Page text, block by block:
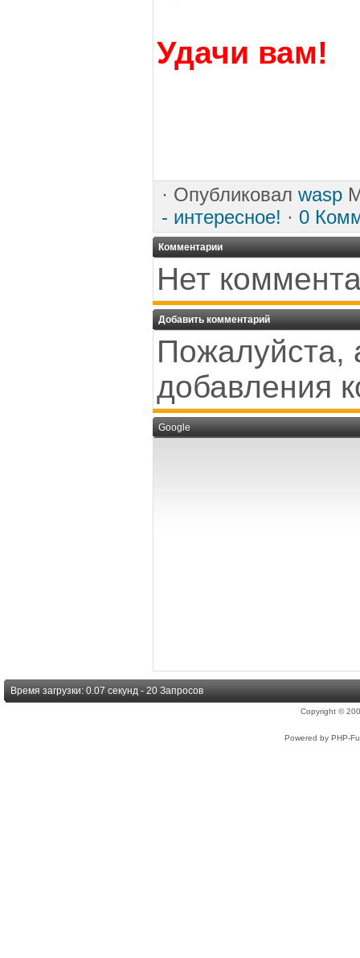
Удачи вам!
· Опубликовал wasp
- интересное! · 0
Комментарии
Нет
Добавить комментарий
Пожалуйста,
добавления
Google
Время загрузки: 0.07 секунд - 20 Запросов
Copyright ©
Powered by PHP-